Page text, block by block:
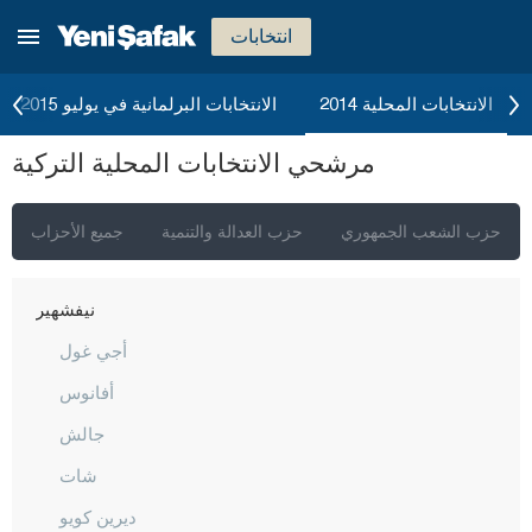
انتخابات
الانتخابات البرلمانية في يوليو 2015 الانتخابات المحلية 2014
مرشحي الانتخابات المحلية التركية
جميع الأحزاب حزب العدالة والتنمية حزب الشعب الجمهوري
مالاطيا
مانيسا
ماردين
مرسين
موش
نيفشهير
أجي غول
أفانوس
جالش
شات
ديرين كويو